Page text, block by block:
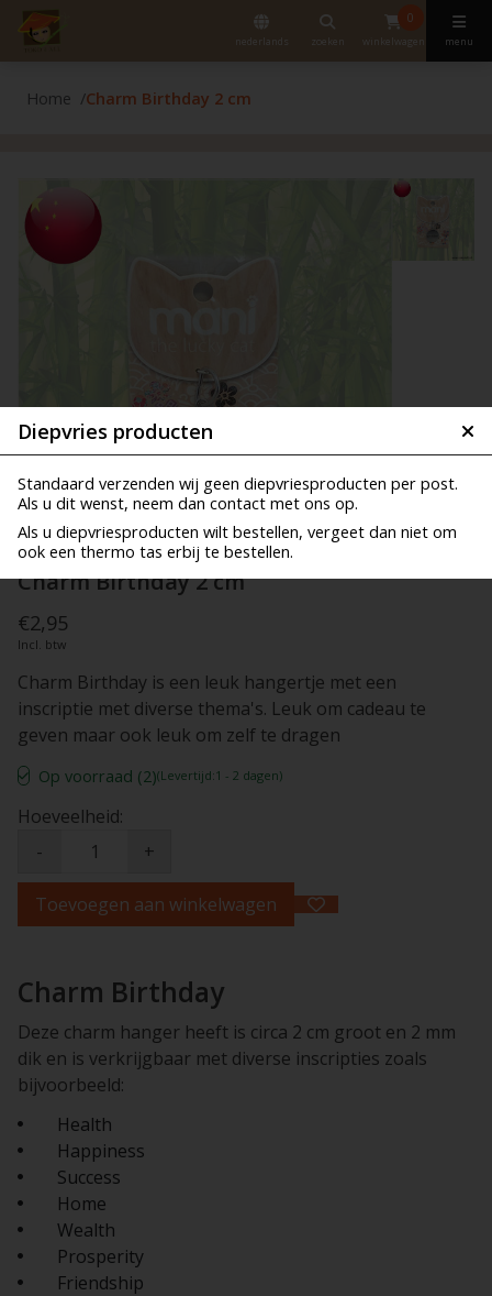
nederlands zoeken
0
winkelwagen menu
Diepvries producten
Standaard verzenden wij geen diepvriesproducten per post.
Als u dit wenst, neem dan contact met ons op.
Als u diepvriesproducten wilt bestellen, vergeet dan niet om
ook een thermo tas erbij te bestellen.
Home Charm Birthday 2 cm
Charm Birthday 2 cm
€2,95
Incl. btw
Charm Birthday is een leuk hangertje met een
inscriptie met diverse thema's. Leuk om cadeau te
geven maar ook leuk om zelf te dragen
Op voorraad (2)(Levertijd:1 - 2 dagen)
Hoeveelheid:
-
+
Toevoegen aan winkelwagen
Charm Birthday
Deze charm hanger heeft is circa 2 cm groot en 2 mm
dik en is verkrijgbaar met diverse inscripties zoals
bijvoorbeeld:
Health
Happiness
Success
Home
Wealth
Prosperity
Friendship